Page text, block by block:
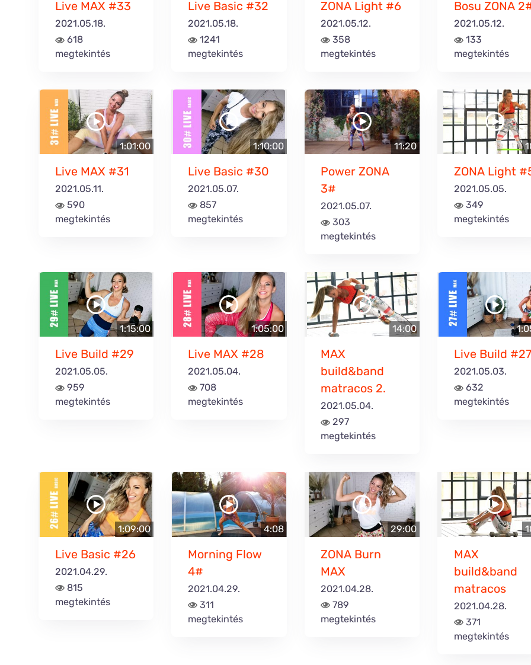
Live MAX #33
2021.05.18.
618
megtekintés
Live Basic #32
2021.05.18.
1241
megtekintés
ZONA Light #6
2021.05.12.
358
megtekintés
Bosu ZONA
2021.05.12.
133
megtekintés
1:01:00
Live MAX #31
2021.05.11.
590
megtekintés
1:10:00
Live Basic #30
2021.05.07.
megtekintés
11:20
Power ZONA
3#
2021.05.07.
303
megtekintés
ZONA Light
2021.05.05.
349
megtekintés
1:15:00
Live Build #29
2021.05.05.
959
megtekintés
1:05:00
Live MAX #28
2021.05.04.
708
megtekintés
14:00
MAX
build&band
matracos 2.
2021.05.04.
297
megtekintés
Live Build #27
2021.05.03.
632
megtekintés
1:09:00
Live Basic #26
2021.04.29.
815
megtekintés
4:08
Morning Flow
4#
2021.04.29.
311
megtekintés
29:00
ZONA Burn
MAX
2021.04.28.
789
megtekintés
MAX
build&band
matracos
2021.04.28.
371
megtekintés